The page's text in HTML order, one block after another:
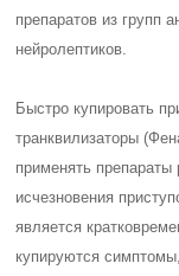
препаратов из групп
нейролептиков.
Быстро купировать
транквилизаторы
применять препараты
исчезновения
является
купируются